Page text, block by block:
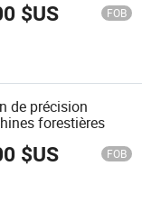
$US FOB
de précision
forestières
$US FOB